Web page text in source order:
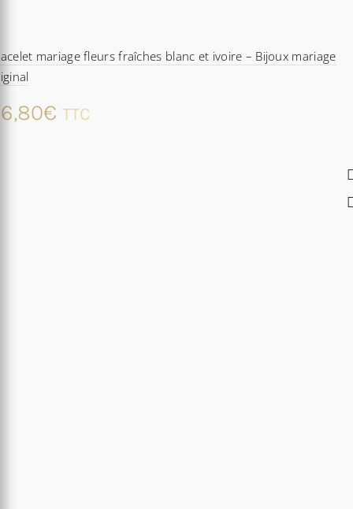
mariage fleurs fraîches blanc et ivoire – Bijoux mariage
€ TTC